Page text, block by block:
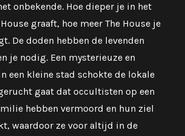
onbekende. Hoe dieper je in het
graaft, hoe meer The House je
De doden hebben de levenden
je nodig. Een mysterieuze en
een kleine stad schokte de lokale
gaat dat occultisten op een
hebben vermoord en hun ziel
waardoor ze voor altijd in de